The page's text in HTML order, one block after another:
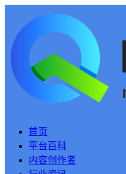
首页
平台百科
内容创作者